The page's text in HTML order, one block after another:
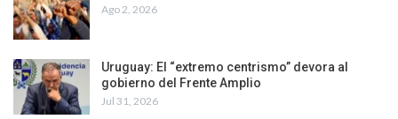
Ago 2, 2026
Uruguay: El “extremo centrismo” devora al
gobierno del Frente Amplio
Jul 31, 2026